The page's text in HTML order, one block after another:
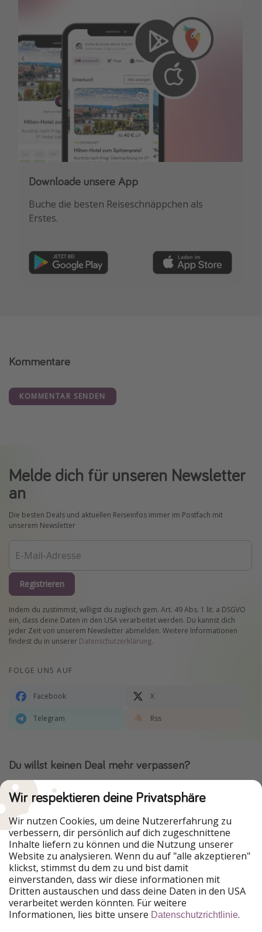
Downloade unsere App
Buche die besten Reiseschnäppchen als
Erstes.
Kommentare
KOMMENTAR SENDEN
Melde dich für unseren Newsletter
an
Die besten Deals und aktuellen Reiseinfos immer im Postfach mit
unserem Newsletter
Registrieren
Indem du zustimmst, willigst du zugleich gem. Art. 49 Abs. 1 lit. a DSGVO
ein, dass deine Daten in den USA verarbeitet werden. Du kannst dich
jeder Zeit von unserem Newsletter abmelden. Weitere Informationen
findest du in unserer Datenschutzerklärung.
FOLGE UNS AUF
Facebook X
Telegram Rss
Du willst keinen Deal mehr verpassen?
Dann lade unsere App herunter.
Urlaubspiraten ist Teil der HolidayPirates Group
Unsere Märkte
PiratinViaggio
HolidayPirates
VakantiePiraten
WakacyjniPiraci
VoyagesPirates
Ferienpiraten
Urlaubspiraten
ViajerosPiratas
Wir respektieren deine Privatsphäre
Wir nutzen Cookies, um deine Nutzererfahrung zu
verbessern, dir persönlich auf dich zugeschnittene
Inhalte liefern zu können und die Nutzung unserer
Website zu analysieren. Wenn du auf "alle akzeptieren"
klickst, stimmst du dem zu und bist damit
einverstanden, dass wir diese informationen mit
Dritten austauschen und dass deine Daten in den USA
verarbeitet werden könnten. Für weitere
Informationen, lies bitte unsere Datenschutzrichtlinie.